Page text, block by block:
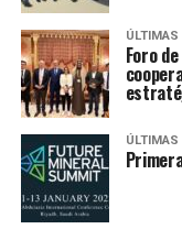
ÚLTIMAS
Foro
ÚLTIMAS